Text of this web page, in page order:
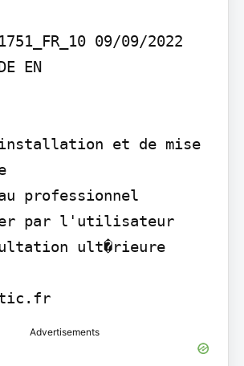
09/09/2022
EN
et de mise
professionnel
par l'utilisateur
ult�rieure
www.atlantic.fr
Advertisements